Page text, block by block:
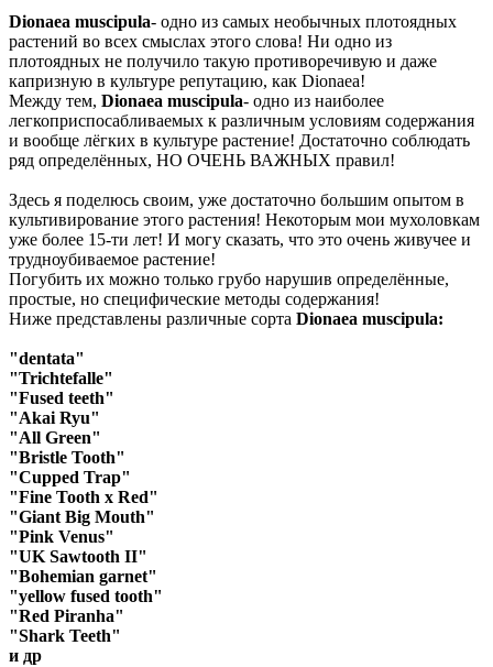
Dionaea muscipula- одно из самых необычных плотоядных
растений во всех смыслах этого слова! Ни одно из
плотоядных не получило такую противоречивую и даже
капризную в культуре репутацию, как Dionaea!
Между тем, Dionaea muscipula- одно из наиболее
легкоприспосабливаемых к различным условиям содержания
и вообще лёгких в культуре растение! Достаточно соблюдать
ряд определённых, НО ОЧЕНЬ ВАЖНЫХ правил!
Здесь я поделюсь своим, уже достаточно большим опытом в
культивирование этого растения! Некоторым мои мухоловкам
уже более 15-ти лет! И могу сказать, что это очень живучее и
трудноубиваемое растение!
Погубить их можно только грубо нарушив определённые,
простые, но специфические методы содержания!
Ниже представлены различные сорта Dionaea muscipula:
"dentata"
"Trichtefalle"
"Fused teeth"
"Akai Ryu"
"All Green"
"Bristle Tooth"
"Cupped Trap"
"Fine Tooth x Red"
"Giant Big Mouth"
"Pink Venus"
"UK Sawtooth II"
"Bohemian garnet"
"yellow fused tooth"
"Red Piranha"
"Shark Teeth"
и др